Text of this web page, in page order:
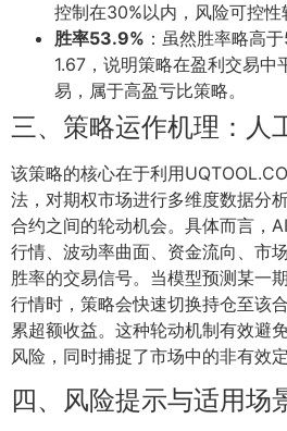
控制在30%以内，风险可控性
胜率53.9% ：虽然胜率略高
1.67，说明策略在盈利交易中
易，属于高盈亏比策略。
三、策略运作机理：人
该策略的核心在于利用
法，对期权市场进行多维度数据分
合约之间的轮动机会。具体而言，
行情、波动率曲面、资金流向、市
胜率的交易信号。当模型预测某一
行情时，策略会快速切换持仓至该
累超额收益。这种轮动机制有效避
风险，同时捕捉了市场中的非有效定
四、风险提示与适用场